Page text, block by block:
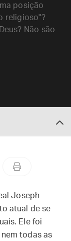
posição
religioso"?
Não são
Joseph
atual de se
Ele foi
todas as